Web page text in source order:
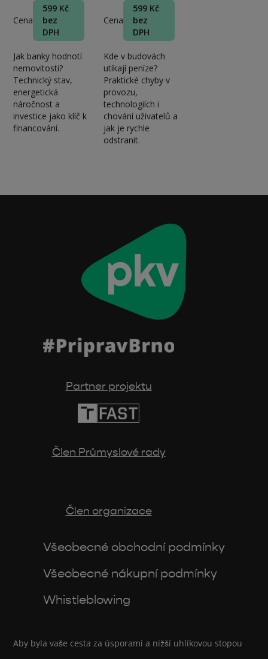
Cena
599 Kč
bez
DPH
Jak banky hodnotí
nemovitosti?
Technický stav,
energetická
náročnost a
investice jako klíč k
financování.
Cena
599 Kč
bez
DPH
Kde v budovách
utíkají peníze?
Praktické chyby v
provozu,
technologiích i
chování uživatelů a
jak je rychle
odstranit.
Partner projektu
Člen Průmyslové rady
Člen organizace
Všeobecné obchodní podmínky
Všeobecné nákupní podmínky
Whistleblowing
Aby byla vaše cesta za úsporami a nižší uhlíkovou stopou